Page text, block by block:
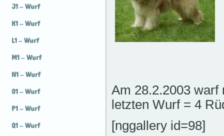
J1 – Wurf
K1 – Wurf
L1 – Wurf
M1 – Wurf
N1 – Wurf
O1 – Wurf
P1 – Wurf
Q1 – Wurf
Am 28.2.2003 warf
letzten Wurf = 4
[nggallery id=98]